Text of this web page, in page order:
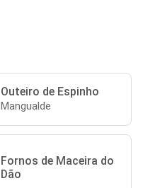
Outeiro de Espinho
Mangualde
Fornos de Maceira do
Dão